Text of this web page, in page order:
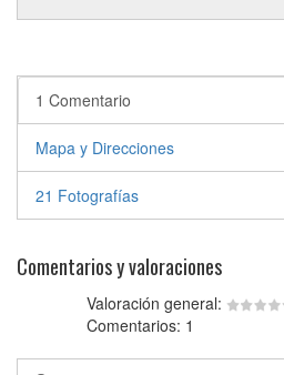
1 Comentario
Mapa y Direcciones
21 Fotografías
Comentarios y valoraciones
Valoración general:
Comentarios: 1